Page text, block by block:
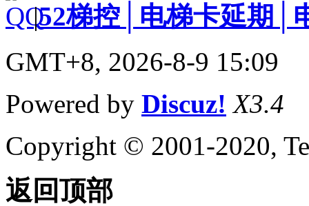
|52梯控│电梯卡延期│
GMT+8, 2026-8-9 15:09
Powered by Discuz! X3.4
Copyright © 2001-2020,
返回顶部